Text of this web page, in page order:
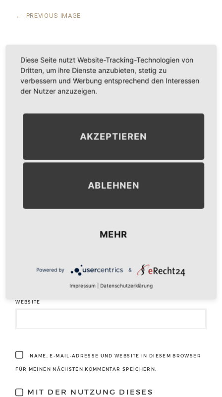
← PREVIOUS IMAGE
LEAVE A COMMENT
WEBSITE
NAME, E-MAIL-ADRESSE UND WEBSITE IN DIESEM BROWSER
FÜR MEINEN NÄCHSTEN KOMMENTAR SPEICHERN.
MIT DER NUTZUNG DIESES
Diese Seite nutzt Website-Tracking-Technologien von
Dritten, um ihre Dienste anzubieten, stetig zu
verbessern und Werbung entsprechend den Interessen
der Nutzer anzuzeigen.
AKZEPTIEREN
ABLEHNEN
MEHR
Powered by &
Impressum Datenschutzerklärung